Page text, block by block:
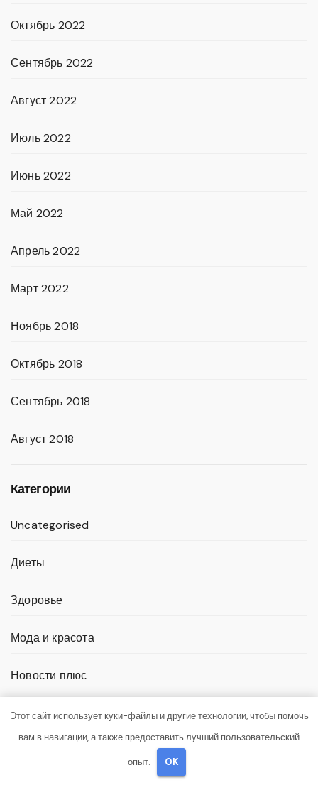
Октябрь 2022
Сентябрь 2022
Август 2022
Июль 2022
Июнь 2022
Май 2022
Апрель 2022
Март 2022
Ноябрь 2018
Октябрь 2018
Сентябрь 2018
Август 2018
Категории
Uncategorised
Диеты
Здоровье
Мода и красота
Новости плюс
Продукты питания
Этот сайт использует куки-файлы и другие технологии, чтобы помочь
вам в навигации, а также предоставить лучший пользовательский
опыт. OK